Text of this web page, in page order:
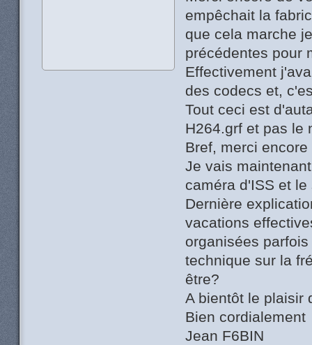
empêchait la
que cela marche
précédentes pour
Effectivement
des codecs et,
Tout ceci est
H264.grf et pas le
Bref, merci
Je vais
caméra d'ISS et
Dernière
vacations
organisées
technique sur la
être?
A bientôt le plaisir
Bien cordialement
Jean F6BIN